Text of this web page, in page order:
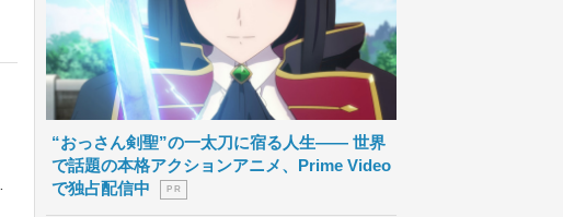
“おっさん剣聖”の一太刀に宿る人生―― 世界
で話題の本格アクションアニメ、Prime Video
で独占配信中
P R